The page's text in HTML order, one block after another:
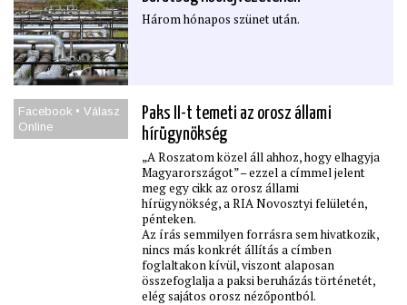
Három hónapos szünet után.
Facebook • Válasz
Online
Paks II-t temeti az orosz állami
hírügynökség
„A Roszatom közel áll ahhoz, hogy elhagyja
Magyarországot” – ezzel a címmel jelent
meg egy cikk az orosz állami
hírügynökség, a RIA Novosztyi felületén,
pénteken.
Az írás semmilyen forrásra sem hivatkozik,
nincs más konkrét állítás a címben
foglaltakon kívül, viszont alaposan
összefoglalja a paksi beruházás történetét,
elég sajátos orosz nézőpontból.